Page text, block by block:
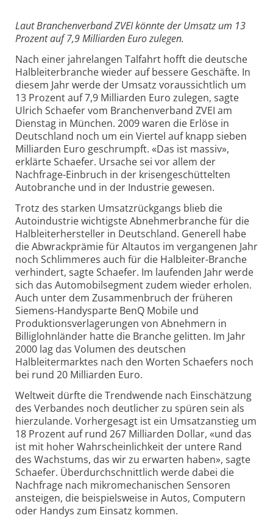
Laut Branchenverband ZVEI könnte der Umsatz um 13
Prozent auf 7,9 Milliarden Euro zulegen.
Nach einer jahrelangen Talfahrt hofft die deutsche
Halbleiterbranche wieder auf bessere Geschäfte. In
diesem Jahr werde der Umsatz voraussichtlich um
13 Prozent auf 7,9 Milliarden Euro zulegen, sagte
Ulrich Schaefer vom Branchenverband ZVEI am
Dienstag in München. 2009 waren die Erlöse in
Deutschland noch um ein Viertel auf knapp sieben
Milliarden Euro geschrumpft. «Das ist massiv»,
erklärte Schaefer. Ursache sei vor allem der
Nachfrage-Einbruch in der krisengeschüttelten
Autobranche und in der Industrie gewesen.
Trotz des starken Umsatzrückgangs blieb die
Autoindustrie wichtigste Abnehmerbranche für die
Halbleiterhersteller in Deutschland. Generell habe
die Abwrackprämie für Altautos im vergangenen Jahr
noch Schlimmeres auch für die Halbleiter-Branche
verhindert, sagte Schaefer. Im laufenden Jahr werde
sich das Automobilsegment zudem wieder erholen.
Auch unter dem Zusammenbruch der früheren
Siemens-Handysparte BenQ Mobile und
Produktionsverlagerungen von Abnehmern in
Billiglohnländer hatte die Branche gelitten. Im Jahr
2000 lag das Volumen des deutschen
Halbleitermarktes nach den Worten Schaefers noch
bei rund 20 Milliarden Euro.
Weltweit dürfte die Trendwende nach Einschätzung
des Verbandes noch deutlicher zu spüren sein als
hierzulande. Vorhergesagt ist ein Umsatzanstieg um
18 Prozent auf rund 267 Milliarden Dollar, «und das
ist mit hoher Wahrscheinlichkeit der untere Rand
des Wachstums, das wir zu erwarten haben», sagte
Schaefer. Überdurchschnittlich werde dabei die
Nachfrage nach mikromechanischen Sensoren
ansteigen, die beispielsweise in Autos, Computern
oder Handys zum Einsatz kommen.